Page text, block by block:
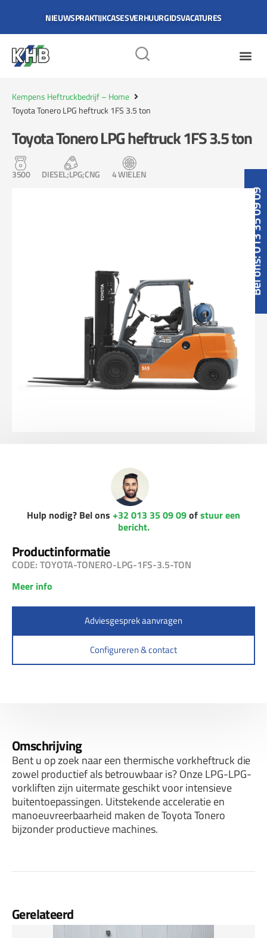
Bel ons: 013 35 09 09
NIEUWSPRAKTIJKCASESVERHUURGIDSVACATURES
Kempens Heftruckbedrijf – Home
Toyota Tonero LPG heftruck 1FS 3.5 ton
Toyota Tonero LPG heftruck 1FS 3.5 ton
3500 DIESEL;LPG;CNG 4 WIELEN
Hulp nodig? Bel ons +32 013 35 09 09ofstuur een
bericht.
Productinformatie
CODE: TOYOTA-TONERO-LPG-1FS-3.5-TON
Meer info
Adviesgesprek aanvragen
Configureren & contact
Omschrijving
Bent u op zoek naar een thermische vorkheftruck die
zowel productief als betrouwbaar is? Onze LPG-LPG-
vorkliften zijn uitermate geschikt voor intensieve
buitentoepassingen. Uitstekende acceleratie en
manoeuvreerbaarheid maken de Toyota Tonero
bijzonder productieve machines.
Gerelateerd